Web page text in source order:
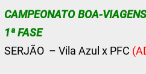
CAMPEONATO BOA-
1ª FASE
SERJÃO – Vila Azul x PFC